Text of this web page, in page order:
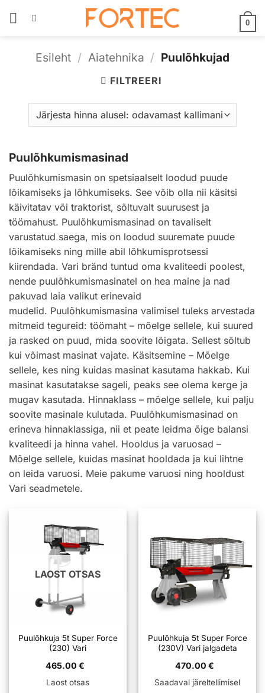
0
Esileht / Aiatehnika / Puulõhkujad
FILTREERI
Puulõhkumismasinad
Puulõhkumismasin on spetsiaalselt loodud puude
lõikamiseks ja lõhkumiseks. See võib olla nii käsitsi
käivitatav või traktorist, sõltuvalt suurusest ja
töömahust. Puulõhkumismasinad on tavaliselt
varustatud saega, mis on loodud suuremate puude
lõikamiseks ning mille abil lõhkumisprotsessi
kiirendada. Vari bränd tuntud oma kvaliteedi poolest,
nende puulõhkumismasinatel on hea maine ja nad
pakuvad laia valikut erinevaid
mudelid. Puulõhkumismasina valimisel tuleks arvestada
mitmeid tegureid: töömaht – mõelge sellele, kui suured
ja rasked on puud, mida soovite lõigata. Sellest sõltub
kui võimast masinat vajate. Käsitsemine – Mõelge
sellele, kes ning kuidas masinat kasutama hakkab. Kui
masinat kasutatakse sageli, peaks see olema kerge ja
mugav kasutada. Hinnaklass – mõelge sellele, kui palju
soovite masinale kulutada. Puulõhkumismasinad on
erineva hinnaklassiga, nii et peate leidma õige balansi
kvaliteedi ja hinna vahel. Hooldus ja varuosad –
Mõelge sellele, kuidas masinat hooldada ja kui lihtne
on leida varuosi. Meie pakume varuosi ning hooldust
Vari seadmetele.
LAOST OTSAS
Puulõhkuja 5t Super Force
(230) Vari
465.00 €
Laost otsas
Puulõhkuja 5t Super Force
(230V) Vari jalgadeta
470.00 €
Saadaval järeltellimisel